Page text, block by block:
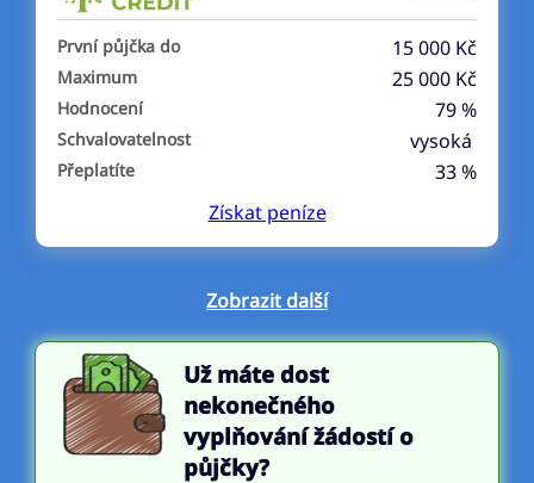
První půjčka do 15 000 Kč
Maximum 25 000 Kč
Hodnocení 79 %
Schvalovatelnost vysoká
Přeplatíte
33 %
Získatpeníze
Zobrazit další
Už máte dost
nekonečného
vyplňování žádostí o
půjčky?